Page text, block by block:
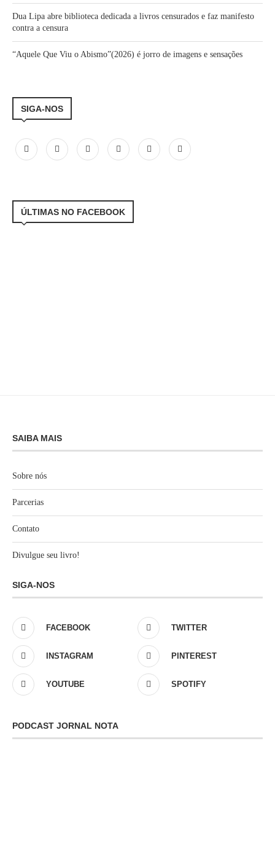
Dua Lipa abre biblioteca dedicada a livros censurados e faz manifesto
contra a censura
“Aquele Que Viu o Abismo”(2026) é jorro de imagens e sensações
SIGA-NOS
ÚLTIMAS NO FACEBOOK
SAIBA MAIS
Sobre nós
Parcerias
Contato
Divulgue seu livro!
SIGA-NOS
FACEBOOK TWITTER
INSTAGRAM PINTEREST
YOUTUBE SPOTIFY
PODCAST JORNAL NOTA